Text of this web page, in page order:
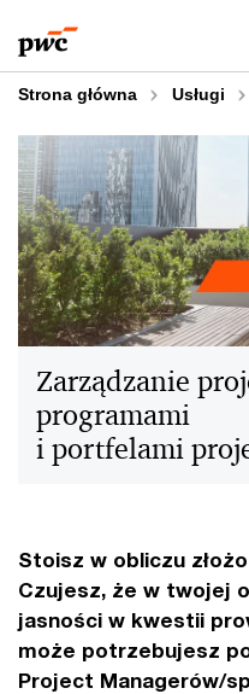
do
treści
do
stopki
Strona główna Usługi
Zarządzanie
programami
i portfelami
Stoisz w obliczu
Czujesz, że w twojej
jasności w kwestii
może potrzebujesz
Project Managerów/